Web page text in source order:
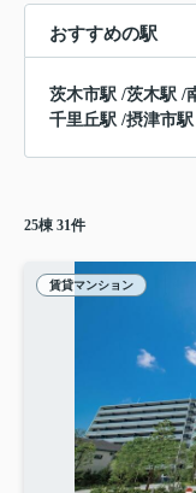
おすすめの駅
茨木市駅 /茨木駅 /
千里丘駅 /摂津市駅
25棟 31件
賃貸マンション